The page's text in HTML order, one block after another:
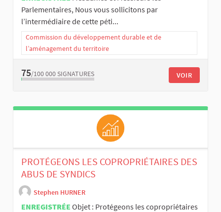
Parlementaires, Nous vous sollicitons par
l’intermédiaire de cette péti...
Commission du développement durable et de
l’aménagement du territoire
75/100 000 SIGNATURES VOIR
PROTÉGEONS LES COPROPRIÉTAIRES DES
ABUS DE SYNDICS
Stephen HURNER
ENREGISTRÉE Objet : Protégeons les copropriétaires